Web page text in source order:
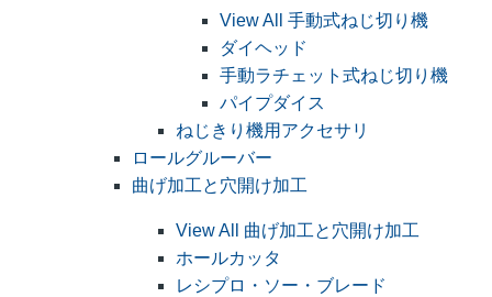
View All 手動式ねじ切り機
ダイヘッド
手動ラチェット式ねじ切り機
パイプダイス
ねじきり機用アクセサリ
ロールグルーバー
曲げ加工と穴開け加工
View All 曲げ加工と穴開け加工
ホールカッタ
レシプロ・ソー・ブレード